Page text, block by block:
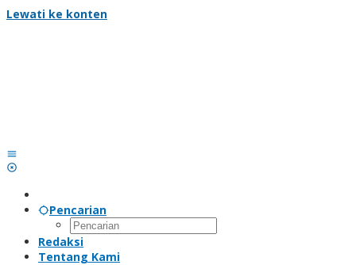
Lewati ke konten
Pencarian
Redaksi
Tentang Kami